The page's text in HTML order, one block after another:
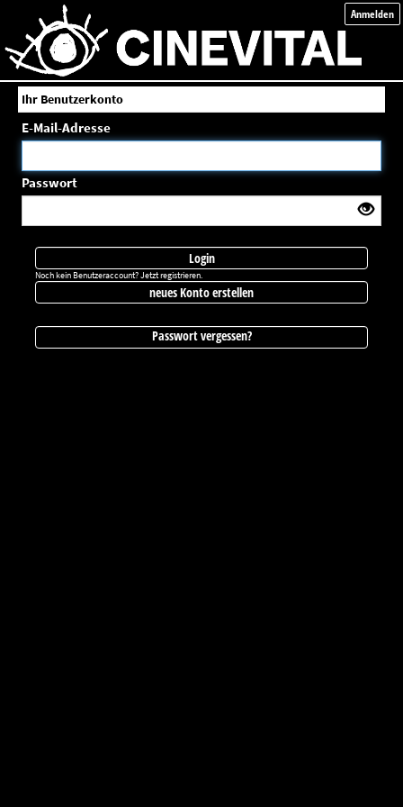
Anmelden
Ihr Benutzerkonto
E-Mail-Adresse
Passwort
Login
Noch kein Benutzeraccount? Jetzt registrieren.
neues Konto erstellen
Passwort vergessen?